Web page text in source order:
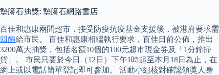
墊腳石抽獎: 墊腳石網路書店
百佳和惠康兩間超市，接受防疫抗疫基金支援後，被港府要求需
回饋給市民。 百佳和惠康相繼執行要求，百佳日前公佈，推出
3200萬大抽獎，包括名額10個的100元超市現金券及「1分鐘掃
貨」。 市民只要於今日（12日）下午1時起至本月18日為止，在
網上或以電話簡單登記即可參加。 活動小組核對確認領獎人身